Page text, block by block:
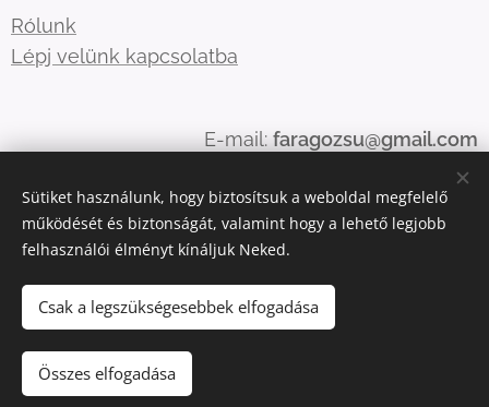
Rólunk
Lépj velünk kapcsolatba
E-mail: faragozsu@gmail.com
06204795082 0696422816
06209527084
Sütiket használunk, hogy biztosítsuk a weboldal megfelelő
működését és biztonságát, valamint hogy a lehető legjobb
felhasználói élményt kínáljuk Neked.
Csak a legszükségesebbek elfogadása
Összes elfogadása